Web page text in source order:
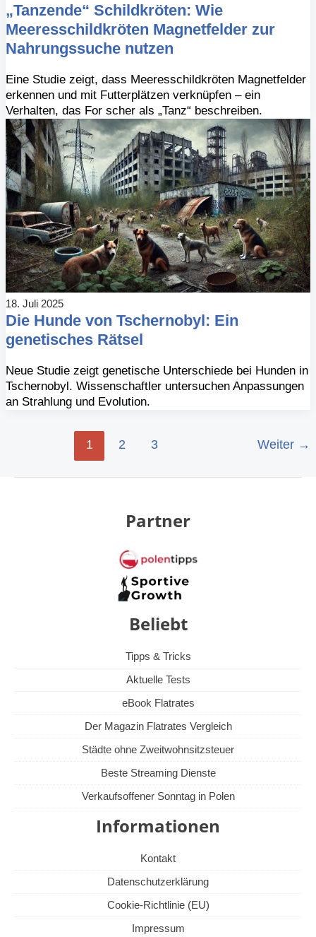
„Tanzende“ Schildkröten: Wie
Meeresschildkröten Magnetfelder zur
Nahrungssuche nutzen
Eine Studie zeigt, dass Meeresschildkröten Magnetfelder
erkennen und mit Futterplätzen verknüpfen – ein
Verhalten, das For scher als „Tanz“ beschreiben.
18. Juli 2025
Die Hunde von Tschernobyl: Ein
genetisches Rätsel
Neue Studie zeigt genetische Unterschiede bei Hunden in
Tschernobyl. Wissenschaftler untersuchen Anpassungen
an Strahlung und Evolution.
1 2 3 Weiter →
Partner
Beliebt
Tipps & Tricks
Aktuelle Tests
eBook Flatrates
Der Magazin Flatrates Vergleich
Städte ohne Zweitwohnsitzsteuer
Beste Streaming Dienste
Verkaufsoffener Sonntag in Polen
Informationen
Kontakt
Datenschutzerklärung
Cookie-Richtlinie (EU)
Impressum